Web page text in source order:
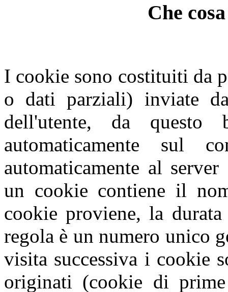
Che
I cookie sono costituiti da
o dati parziali) inviate
dell'utente, da questo
automaticamente sul
automaticamente al
un cookie contiene il
cookie proviene, la
regola è un numero unico
visita successiva i cookie
originati (cookie di